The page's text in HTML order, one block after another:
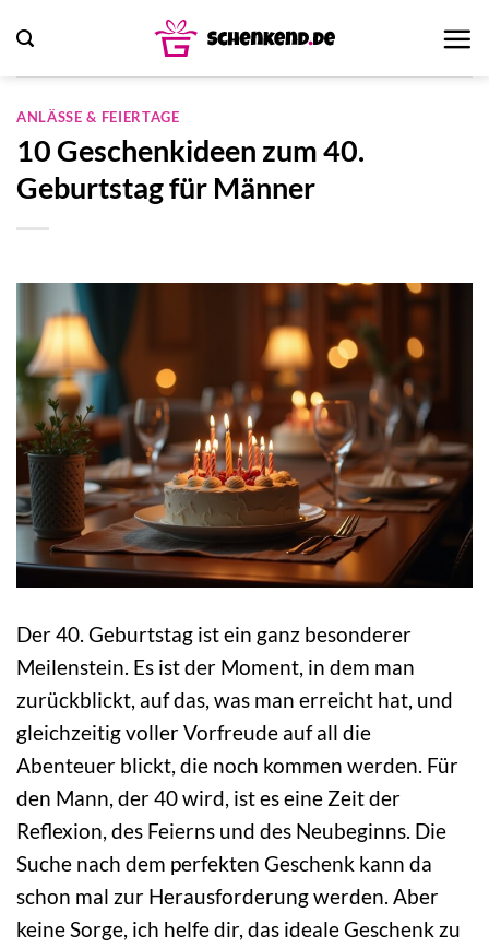
Inhalt
springen
ANLÄSSE & FEIERTAGE
10 Geschenkideen zum 40.
Geburtstag für Männer
Der 40. Geburtstag ist ein ganz besonderer
Meilenstein. Es ist der Moment, in dem man
zurückblickt, auf das, was man erreicht hat, und
gleichzeitig voller Vorfreude auf all die
Abenteuer blickt, die noch kommen werden. Für
den Mann, der 40 wird, ist es eine Zeit der
Reflexion, des Feierns und des Neubeginns. Die
Suche nach dem perfekten Geschenk kann da
schon mal zur Herausforderung werden. Aber
keine Sorge, ich helfe dir, das ideale Geschenk zu